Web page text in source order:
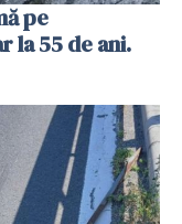
pe
la 55 de ani.